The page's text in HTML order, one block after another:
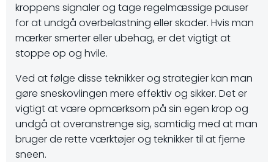
kroppens signaler og tage regelmæssige pauser
for at undgå overbelastning eller skader. Hvis man
mærker smerter eller ubehag, er det vigtigt at
stoppe op og hvile.
Ved at følge disse teknikker og strategier kan man
gøre sneskovlingen mere effektiv og sikker. Det er
vigtigt at være opmærksom på sin egen krop og
undgå at overanstrenge sig, samtidig med at man
bruger de rette værktøjer og teknikker til at fjerne
sneen.